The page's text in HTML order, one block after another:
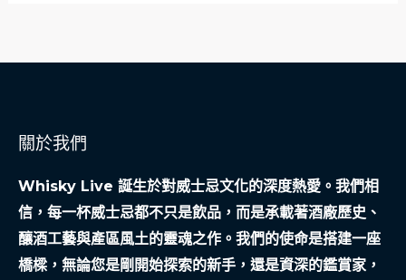
的
依
一
位
牙
醫
關於我們
Whisky Live 誕生於對威士忌文化的深度熱愛。我們相
信，每一杯威士忌都不只是飲品，而是承載著酒廠歷史、
釀酒工藝與產區風土的靈魂之作。我們的使命是搭建一座
橋樑，無論您是剛開始探索的新手，還是資深的鑑賞家，